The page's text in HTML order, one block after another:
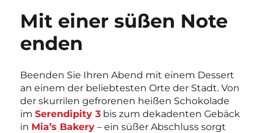
Mit einer süßen Note
enden
Beenden Sie Ihren Abend mit einem Dessert
an einem der beliebtesten Orte der Stadt. Von
der skurrilen gefrorenen heißen Schokolade
im Serendipity 3 bis zum dekadenten Gebäck
in Mia’s Bakery – ein süßer Abschluss sorgt